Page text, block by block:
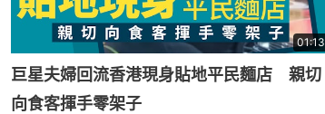
01:13
巨星夫婦回流香港現身貼地平民麵店 親切
向食客揮手零架子